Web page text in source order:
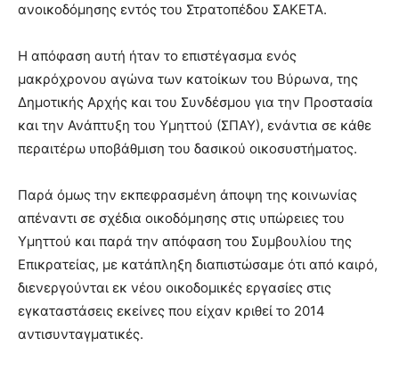
ανοικοδόμησης εντός του Στρατοπέδου ΣΑΚΕΤΑ.
Η απόφαση αυτή ήταν το επιστέγασμα ενός
μακρόχρονου αγώνα των κατοίκων του Βύρωνα, της
Δημοτικής Αρχής και του Συνδέσμου για την Προστασία
και την Ανάπτυξη του Υμηττού (ΣΠΑΥ), ενάντια σε κάθε
περαιτέρω υποβάθμιση του δασικού οικοσυστήματος.
Παρά όμως την εκπεφρασμένη άποψη της κοινωνίας
απέναντι σε σχέδια οικοδόμησης στις υπώρειες του
Υμηττού και παρά την απόφαση του Συμβουλίου της
Επικρατείας, με κατάπληξη διαπιστώσαμε ότι από καιρό,
διενεργούνται εκ νέου οικοδομικές εργασίες στις
εγκαταστάσεις εκείνες που είχαν κριθεί το 2014
αντισυνταγματικές.